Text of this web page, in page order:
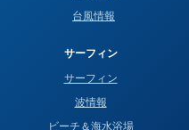
台風情報
サーフィン
サーフィン
波情報
ビーチ＆海水浴場